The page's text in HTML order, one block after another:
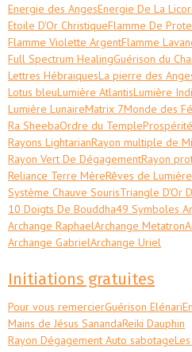
Energie des AngesEnergie De La
Etoile D'Or ChristiqueFlamme De
Flamme Violette ArgentFlamme
Full Spectrum HealingGuérison du
Lettres HébraiquesLa pierre des
Lotus bleuLumière AtlantisLumière
Lumière LunaireMatrix 7Monde des
Ra SheebaOrdre du Temple
Rayons LightarianRayon multiple de
Rayon Vert De DégagementRayon
Reliance Terre MèreRêves de Lumière
Système Chauve SourisTriangle D'Or
10 Doigts De Bouddha49 Symboles
Archange RaphaelArchange Metatron
Archange GabrielArchange Uriel
Initiations gratuites
Pour vous remercierGuérison Elénari
Mains de Jésus SanandaReiki Dauphin
Rayon Dégagement Auto sabotage